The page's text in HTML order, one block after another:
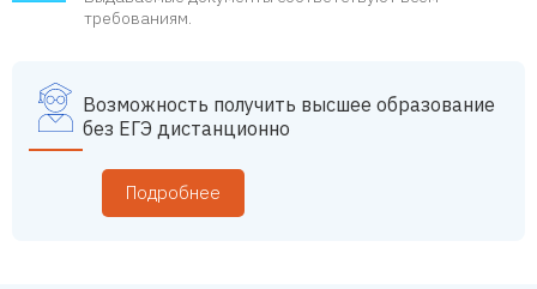
требованиям.
Возможность получить высшее образование
без ЕГЭ дистанционно
Подробнее